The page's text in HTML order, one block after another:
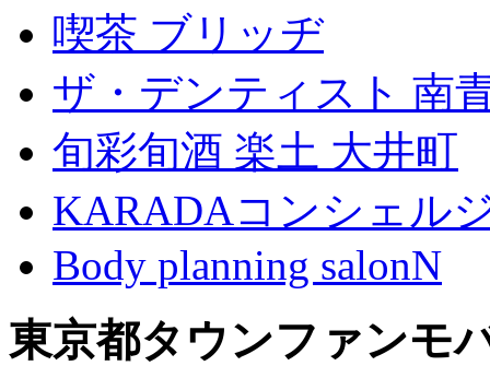
喫茶 ブリッヂ
ザ・デンティスト 南
旬彩旬酒 楽土 大井町
KARADAコンシェル
Body planning salonN
東京都タウンファンモ